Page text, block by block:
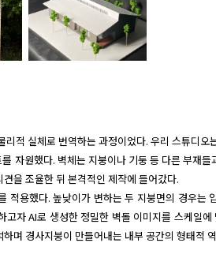
적 실체로 번역하는 과정이었다. 우리 스튜디
자원했다. 벽체는 지붕이나 기둥 등 다른 부재
을 조율한 뒤 본격적인 제작에 들어갔다.
적용했다. 높낮이가 변하는 두 지붕면의 경우는
자 AI로 생성한 정밀한 벽돌 이미지를 스케일
며 경사지붕이 만들어내는 내부 공간의 형태적